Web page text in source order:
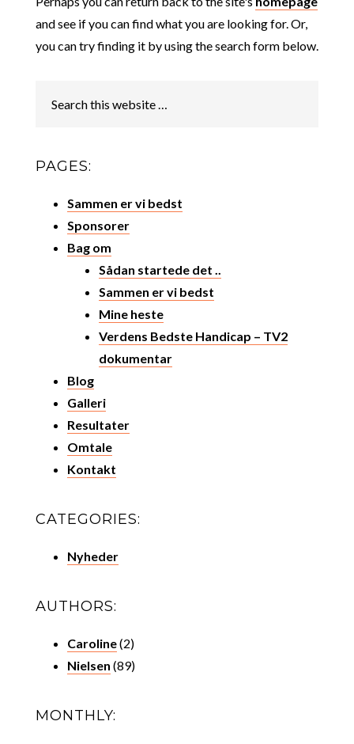
and see if you can find what you are looking for. Or,
you can try finding it by using the search form below.
PAGES:
Sammen er vi bedst
Sponsorer
Bag om
Sådan startede det ..
Sammen er vi bedst
Mine heste
Verdens Bedste Handicap – TV2
dokumentar
Blog
Galleri
Resultater
Omtale
Kontakt
CATEGORIES:
Nyheder
AUTHORS:
Caroline(2)
Nielsen (89)
MONTHLY: